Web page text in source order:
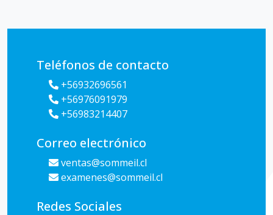
Teléfonos de contacto
+56932696561
+56976091979
+56983214407
Correo electrónico
ventas@sommeil.cl
examenes@sommeil.cl
Redes Sociales